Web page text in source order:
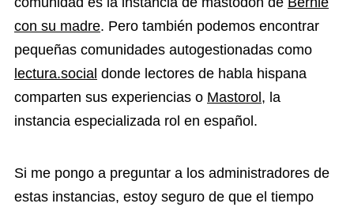
con su madre. Pero también podemos encontrar
pequeñas comunidades autogestionadas como
lectura.social donde lectores de habla hispana
comparten sus experiencias o Mastorol, la
instancia especializada rol en español.
Si me pongo a preguntar a los administradores de
estas instancias, estoy seguro de que el tiempo